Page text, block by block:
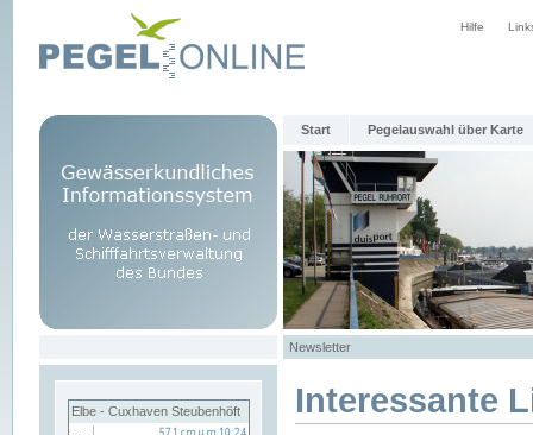
Hilfe
Start Pegelauswahl über Karte
Newsletter
Elbe - Cuxhaven Steubenhöft Interessante